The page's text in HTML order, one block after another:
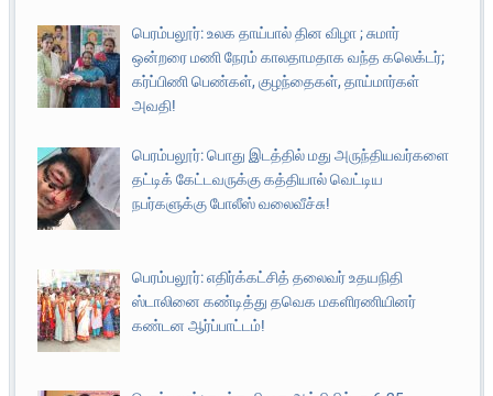
பெரம்பலூர்: உலக தாய்பால் தின விழா ; சுமார்
ஒன்றரை மணி நேரம் காலதாமதாக வந்த கலெக்டர்;
கர்ப்பிணி பெண்கள், குழந்தைகள், தாய்மார்கள்
அவதி!
பெரம்பலூர்: பொது இடத்தில் மது அருந்தியவர்களை
தட்டிக் கேட்டவருக்கு கத்தியால் வெட்டிய
நபர்களுக்கு போலீஸ் வலைவீச்சு!
பெரம்பலூர்: எதிர்க்கட்சித் தலைவர் உதயநிதி
ஸ்டாலினை கண்டித்து தவெக மகளிரணியினர்
கண்டன ஆர்ப்பாட்டம்!